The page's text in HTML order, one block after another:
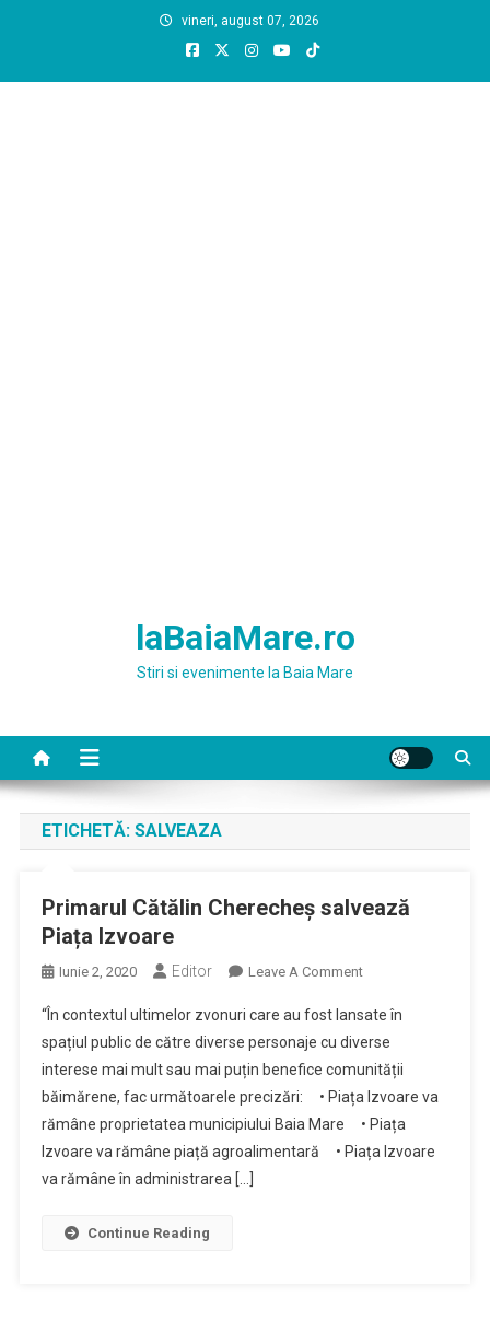
vineri, august 07, 2026
laBaiaMare.ro
Stiri si evenimente la Baia Mare
ETICHETĂ: SALVEAZA
Primarul Cătălin Cherecheș salvează
Piața Izvoare
Iunie 2, 2020 Editor Leave A CommentOn
Cătălin
Cherecheș
Salvează
Piața
Izvoare
“În contextul ultimelor zvonuri care au fost lansate în
spațiul public de către diverse personaje cu diverse
interese mai mult sau mai puțin benefice comunității
băimărene, fac următoarele precizări: • Piața Izvoare va
rămâne proprietatea municipiului Baia Mare • Piața
Izvoare va rămâne piață agroalimentară • Piața Izvoare
va rămâne în administrarea […]
Continue Reading